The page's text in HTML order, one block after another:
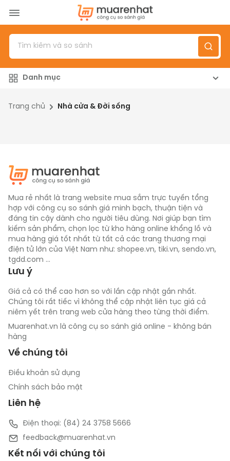
Menu
Sản phẩm
Đánh giá sản phẩm
Danh mục
Trang chủ Nhà cửa & Đời sống
Mua rẻ nhất là trang website mua sắm trực tuyến tổng
hợp với công cụ so sánh giá minh bạch, thuận tiện và
đáng tin cậy dành cho người tiêu dùng. Nơi giúp bạn tìm
kiếm sản phẩm, chọn lọc từ kho hàng online khổng lồ và
mua hàng giá tốt nhất từ tất cả các trang thương mại
điện tử lớn của Việt Nam như: shopee.vn, tiki.vn, sendo.vn,
tgdd.com ...
Về chúng tôi
Điều khoản sử dụng
Chính sách bảo mật
Liên hệ
Điện thoại: (84) 24 3758 5666
feedback@muarenhat.vn
Kết nối với chúng tôi
Lưu ý
Giá cả có thể cao hơn so với lần cập nhật gần nhất.
Chúng tôi rất tiếc vì không thể cập nhật liên tục giá cả
niêm yết trên trang web cửa hàng theo từng thời điểm.
Muarenhat.vn là công cụ so sánh giá online - không bán
hàng